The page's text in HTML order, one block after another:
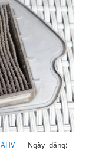
Ngày đăng: